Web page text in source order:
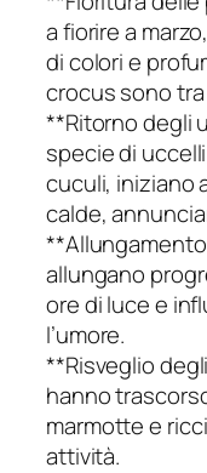
a fiorire a
di colori e
crocus sono
**Ritorno degli
specie di
cuculi, iniziano
calde,
allungano
ore di luce e
l’umore.
**Risveglio
hanno
marmotte e
attività.